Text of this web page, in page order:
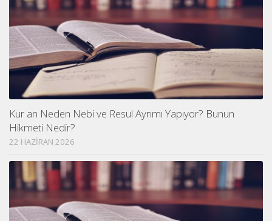
Kur an Neden Nebi ve Resul Ayrımı Yapıyor? Bunun
Hikmeti Nedir?
22 HAZIRAN 2026